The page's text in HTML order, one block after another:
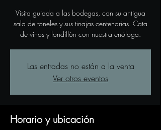
Visita guiada a las bodegas, con su antigua
sala de toneles y sus tinajas centenarias. Cata
de vinos y fondillón con nuestra enóloga.
Las entradas no están a la venta
Ver otros eventos
Horario y ubicación